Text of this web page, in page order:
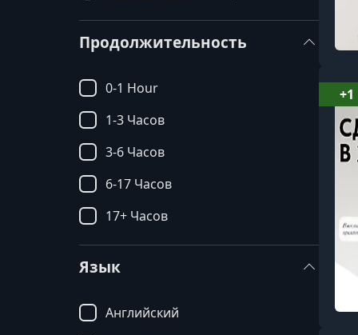
Продолжительность
0-1 Hour
1-3 Часов
3-6 Часов
6-17 Часов
17+ Часов
Язык
Английский
+1